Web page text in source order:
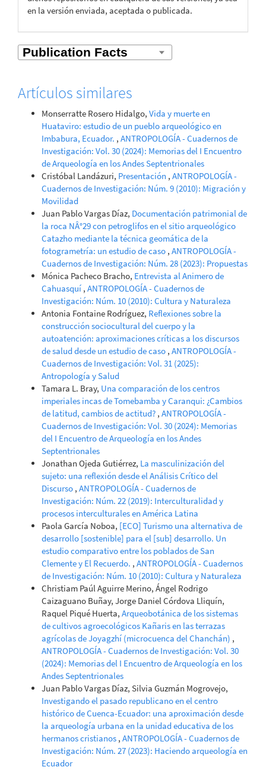
en la versión enviada, aceptada o publicada.
Artículos similares
Monserratte Rosero Hidalgo, Vida y muerte en
Huataviro: estudio de un pueblo arqueológico en
Imbabura, Ecuador. , ANTROPOLOGÍA - Cuadernos de
Investigación: Vol. 30 (2024): Memorias del I Encuentro
de Arqueología en los Andes Septentrionales
Cristóbal Landázuri, Presentación , ANTROPOLOGÍA -
Cuadernos de Investigación: Núm. 9 (2010): Migración y
Movilidad
Juan Pablo Vargas Díaz, Documentación patrimonial de
la roca NÂ°29 con petroglifos en el sitio arqueológico
Catazho mediante la técnica geomática de la
fotogrametría: un estudio de caso , ANTROPOLOGÍA -
Cuadernos de Investigación: Núm. 28 (2023): Propuestas
Mónica Pacheco Bracho, Entrevista al Animero de
Cahuasquí , ANTROPOLOGÍA - Cuadernos de
Investigación: Núm. 10 (2010): Cultura y Naturaleza
Antonia Fontaine Rodríguez, Reflexiones sobre la
construcción sociocultural del cuerpo y la
autoatención: aproximaciones críticas a los discursos
de salud desde un estudio de caso , ANTROPOLOGÍA -
Cuadernos de Investigación: Vol. 31 (2025):
Antropología y Salud
Tamara L. Bray, Una comparación de los centros
imperiales incas de Tomebamba y Caranqui: ¿Cambios
de latitud, cambios de actitud? , ANTROPOLOGÍA -
Cuadernos de Investigación: Vol. 30 (2024): Memorias
del I Encuentro de Arqueología en los Andes
Septentrionales
Jonathan Ojeda Gutiérrez, La masculinización del
sujeto: una reflexión desde el Análisis Crítico del
Discurso , ANTROPOLOGÍA - Cuadernos de
Investigación: Núm. 22 (2019): Interculturalidad y
procesos interculturales en América Latina
Paola García Noboa, [ECO] Turismo una alternativa de
desarrollo [sostenible] para el [sub] desarrollo. Un
estudio comparativo entre los poblados de San
Clemente y El Recuerdo. , ANTROPOLOGÍA - Cuadernos
de Investigación: Núm. 10 (2010): Cultura y Naturaleza
Christiam Paúl Aguirre Merino, Ángel Rodrigo
Caizaguano Buñay, Jorge Daniel Córdova Lliquín,
Raquel Piqué Huerta, Arqueobotánica de los sistemas
de cultivos agroecológicos Kañaris en las terrazas
agrícolas de Joyagzhí (microcuenca del Chanchán) ,
ANTROPOLOGÍA - Cuadernos de Investigación: Vol. 30
(2024): Memorias del I Encuentro de Arqueología en los
Andes Septentrionales
Juan Pablo Vargas Díaz, Silvia Guzmán Mogrovejo,
Investigando el pasado republicano en el centro
histórico de Cuenca-Ecuador: una aproximación desde
la arqueología urbana en la unidad educativa de los
hermanos cristianos , ANTROPOLOGÍA - Cuadernos de
Investigación: Núm. 27 (2023): Haciendo arqueología en
Ecuador